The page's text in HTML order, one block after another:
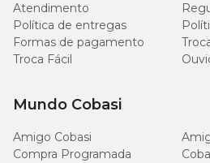
Atendimento
Política de entregas
Formas de pagamento
Troca Fácil
Mundo Cobasi
Amigo Cobasi
Compra Programada